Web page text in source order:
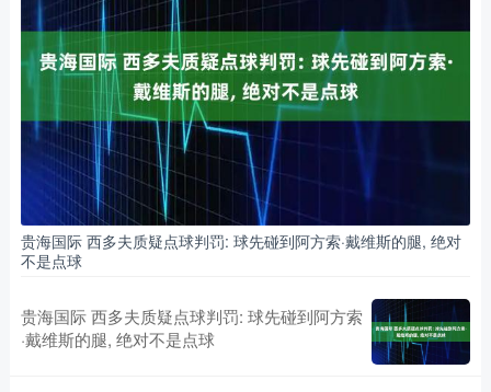
贵海国际 西多夫质疑点球判罚: 球先碰到阿方索·戴维斯的腿, 绝对
不是点球
贵海国际 西多夫质疑点球判罚: 球先碰到阿方索
·戴维斯的腿, 绝对不是点球